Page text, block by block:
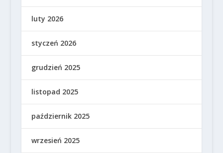
luty 2026
styczeń 2026
grudzień 2025
listopad 2025
październik 2025
wrzesień 2025